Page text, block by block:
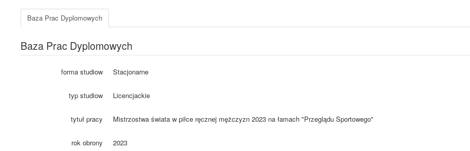
Baza Prac Dyplomowych
Baza Prac Dyplomowych
forma studiow Stacjonarne
typ studiow Licencjackie
tytuł pracy Mistrzostwa świata w piłce ręcznej mężczyzn 2023 na łamach "Przeglądu Sportowego"
rok obrony 2023